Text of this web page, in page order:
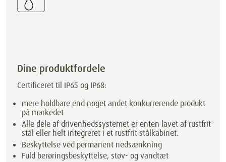
Dine produktfordele
Certificeret til IP65 og IP68:
mere holdbare end noget andet konkurrerende produkt
på markedet
Alle dele af drivenhedssystemet er enten lavet af rustfrit
stål eller helt integreret i et rustfrit stålkabinet.
Beskyttelse ved permanent nedsænkning
Fuld berøringsbeskyttelse, støv- og vandtæt